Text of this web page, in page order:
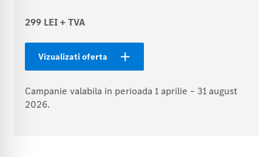
299 LEI + TVA
Vizualizati oferta
Campanie valabila in perioada 1 aprilie – 31 august
2026.